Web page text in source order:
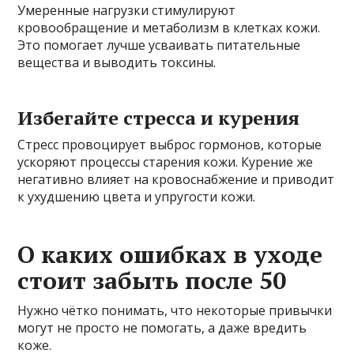
Умеренные нагрузки стимулируют
кровообращение и метаболизм в клетках кожи.
Это помогает лучше усваивать питательные
вещества и выводить токсины.
Избегайте стресса и курения
Стресс провоцирует выброс гормонов, которые
ускоряют процессы старения кожи. Курение же
негативно влияет на кровоснабжение и приводит
к ухудшению цвета и упругости кожи.
О каких ошибках в уходе
стоит забыть после 50
Нужно чётко понимать, что некоторые привычки
могут не просто не помогать, а даже вредить
коже.